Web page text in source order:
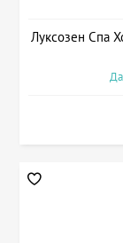
Луксозен Спа